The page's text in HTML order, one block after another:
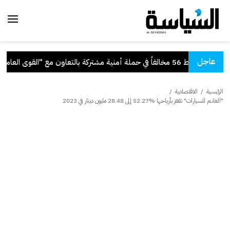
عاجلمع "القوى العاملة" .
الرئيسية / الاقتصادية /
"الغانم للسيارات" تقفز بأرباحها %52.27 إلى 28.48 مليون دينار في 2023